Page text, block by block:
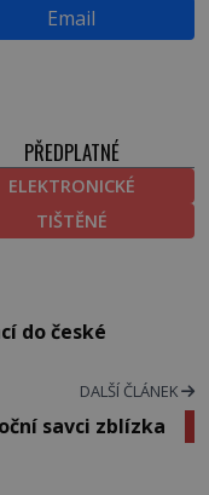
Email
PŘEDPLATNÉ
ELEKTRONICKÉ
TIŠTĚNÉ
do české
DALŠÍ ČLÁNEK
savci zblízka